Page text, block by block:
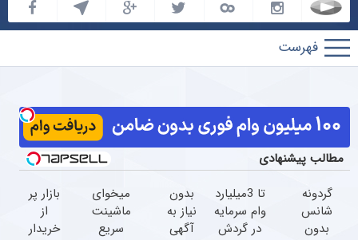
پارس
فوتبال
مطالب پیشنهادی
گردونه
شانس
بدون
تا 3میلیارد
وام سرمایه
در گردش
بدون
نیاز به
آگهی
میخوای
ماشینت
سریع
بازار پر
از
خریدار